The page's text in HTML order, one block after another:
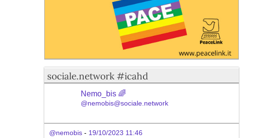
sociale.network #icahd
Nemo_bis 🌈
@nemobis@sociale.network
@nemobis - 19/10/2023 11:46